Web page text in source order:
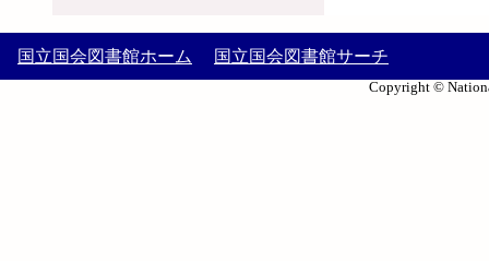
国立国会図書館ホーム 国立国会図書館サーチ
Copyright ©